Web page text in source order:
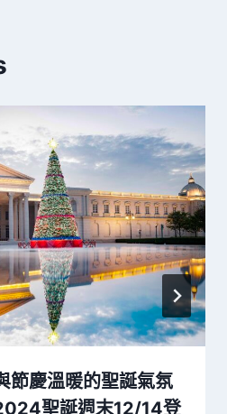
節慶溫暖的聖誕氣氛
聖誕週末12/14登